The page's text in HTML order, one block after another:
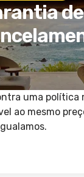
de
uma política
ao mesmo